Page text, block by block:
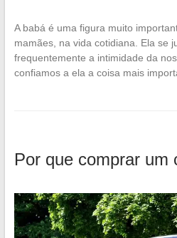
A babá é uma figura muito
mamães, na vida cotidiana. Ela se
frequentemente a intimidade da
confiamos a ela a coisa mais
Por que comprar um